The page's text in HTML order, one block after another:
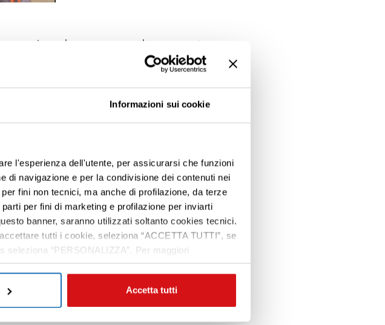
Informazioni sui cookie
l'esperienza dell'utente, per assicurarsi che funzioni
di navigazione e per la condivisione dei contenuti nei
fini non tecnici, ma anche di profilazione, da terze
per fini di marketing e profilazione per inviarti
banner, saranno utilizzati soltanto cookies tecnici.
tutti i cookie, seleziona “ACCETTA TUTTI”, se
“PERSONALIZZA”. Per maggiori
.
Accetta tutti
gira a lungo e passa buona parte
(da cui il suo interesse per la
una grande sensibilità, uno spirito fragile e
tanto e sofferto ancora di più.
Trilli veniva in reparto non voleva
un desiderio e ha cavalcato
morte. La sua serenità davanti
di più durante la nostra intervista.
le loro preoccupazioni, a volte
Premi INVIO per cercare o ESC per uscire